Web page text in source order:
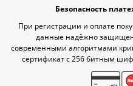
Безопасность
При регистрации и оплате
данные надёжно
современными алгоритмами
сертификат c 256 битным